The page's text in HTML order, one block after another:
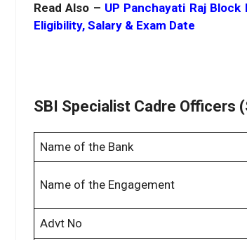
Read Also – UP Panchayati Raj
Eligibility, Salary & Exam Date
SBI Specialist Cadre Officers
Name of the Bank
Name of the Engagement
Advt No